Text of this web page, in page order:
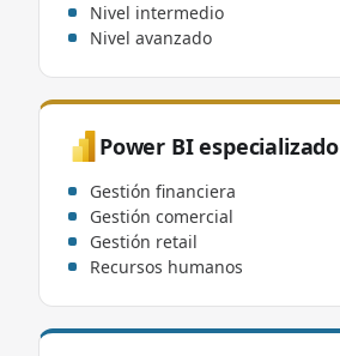
Nivel intermedio
Nivel avanzado
Power BI especializado
Gestión financiera
Gestión comercial
Gestión retail
Recursos humanos